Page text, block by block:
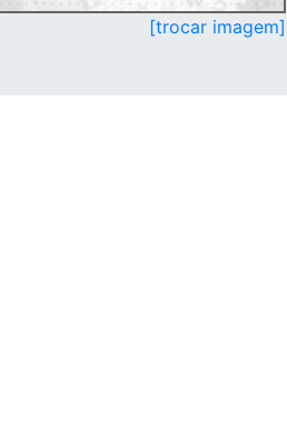
[trocar imagem]